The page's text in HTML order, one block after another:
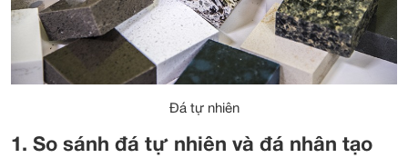
Đá tự nhiên
1. So sánh đá tự nhiên và đá nhân tạo